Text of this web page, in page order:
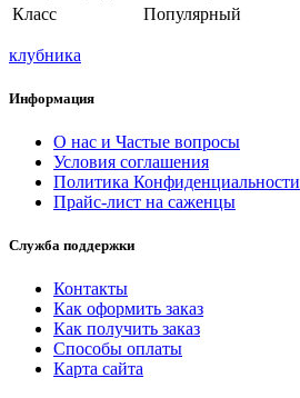
Класс
Популярный
клубника
Информация
О нас и Частые вопросы
Условия соглашения
Политика Конфиденциальности
Прайс-лист на саженцы
Служба поддержки
Контакты
Как оформить заказ
Как получить заказ
Способы оплаты
Карта сайта